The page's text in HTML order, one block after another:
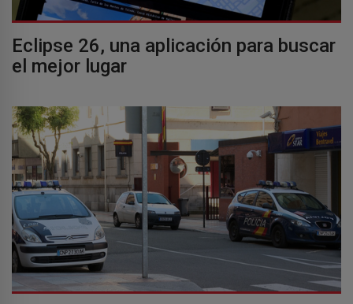
Eclipse 26, una aplicación para buscar
el mejor lugar